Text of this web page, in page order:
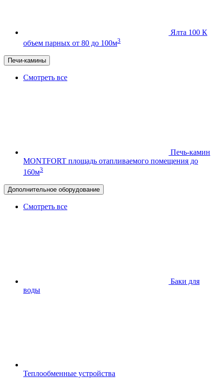
Ялта 100 К
объем парных от 80 до 100м3
Печи-камины
Смотреть все
Печь-камин
MONTFORT площадь отапливаемого помещения до
160м3
Дополнительное оборудование
Смотреть все
Баки для
воды
Теплообменные устройства